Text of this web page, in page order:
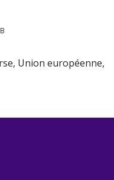
Union européenne,